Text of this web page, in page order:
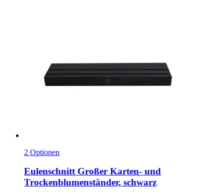
2 Optionen
EulenschnittGroßer Karten-​ und
Trockenblumenständer, schwarz